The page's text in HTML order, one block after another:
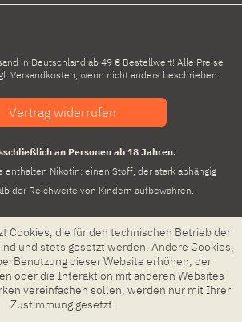
in Deutschland ab 49 € Bestellwert! Alle Preise
Versandkosten, wenn nicht anders beschrieben.
Vertrag widerrufen
an Personen ab 18 Jahren.
enthalten Nikotin: einen Stoff, der stark abhängig
der Reichweite von Kindern aufbewahren.
Cookies, die für den technischen Betrieb der
und stets gesetzt werden. Andere Cookies,
Benutzung dieser Website erhöhen, der
oder die Interaktion mit anderen Websites
vereinfachen sollen, werden nur mit Ihrer
Zustimmung gesetzt.